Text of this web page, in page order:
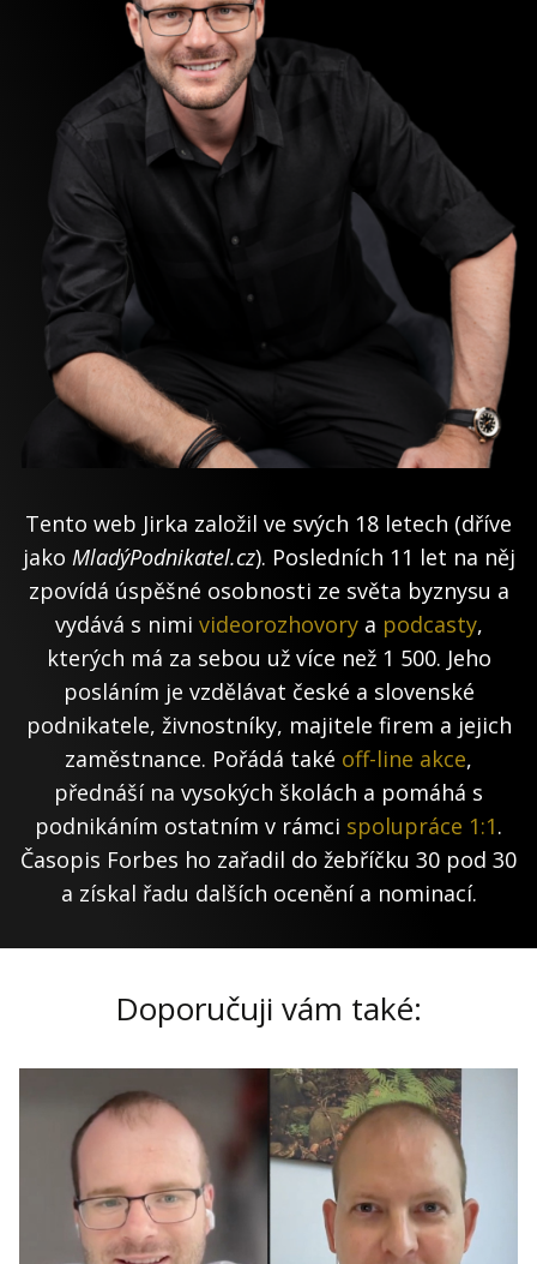
Tento web Jirka založil ve svých 18 letech (dříve
jako MladýPodnikatel.cz). Posledních 11 let na něj
zpovídá úspěšné osobnosti ze světa byznysu a
vydává s nimi videorozhovorya podcasty,
kterých má za sebou už více než 1 500. Jeho
posláním je vzdělávat české a slovenské
podnikatele, živnostníky, majitele firem a jejich
zaměstnance. Pořádá také off-line akce,
přednáší na vysokých školách a pomáhá s
podnikáním ostatním v rámci spolupráce 1:1.
Časopis Forbes ho zařadil do žebříčku 30 pod 30
a získal řadu dalších ocenění a nominací.
Doporučuji vám také: